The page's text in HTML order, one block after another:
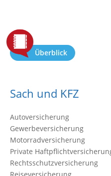
Überblick
Sach und KFZ
Autoversicherung
Gewerbeversicherung
Motorradversicherung
Private
Rechtsschutzversicherung